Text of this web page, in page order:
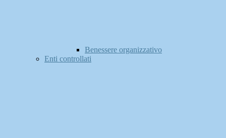
Benessere organizzativo
Enti controllati